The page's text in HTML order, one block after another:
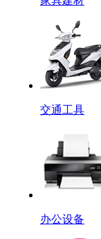
交通工具
办公设备